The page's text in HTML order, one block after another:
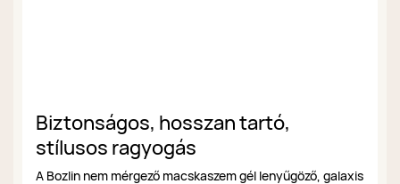
Biztonságos, hosszan tartó,
stílusos ragyogás
A Bozlin nem mérgező macskaszem gél lenyűgöző, galaxis